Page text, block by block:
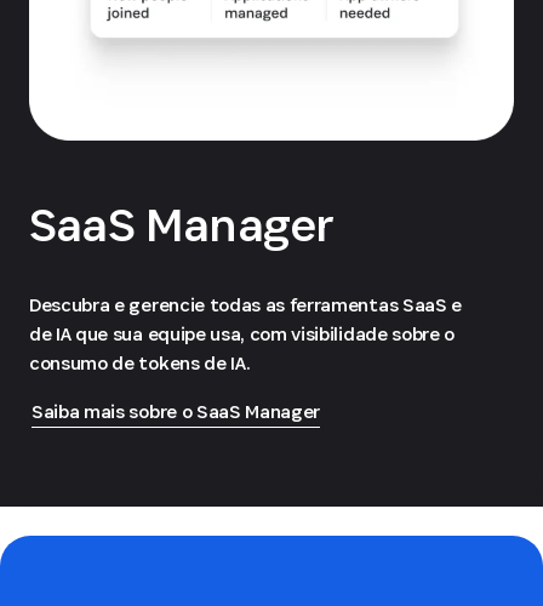
SaaS Manager
Descubra e gerencie todas as ferramentas SaaS e
de IA que sua equipe usa, com visibilidade sobre o
consumo de tokens de IA.
Saiba mais sobre o SaaS Manager